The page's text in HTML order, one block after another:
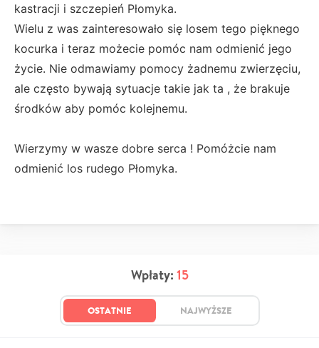
kastracji i szczepień Płomyka.
Wielu z was zainteresowało się losem tego pięknego
kocurka i teraz możecie pomóc nam odmienić jego
życie. Nie odmawiamy pomocy żadnemu zwierzęciu,
ale często bywają sytuacje takie jak ta , że brakuje
środków aby pomóc kolejnemu.
Wierzymy w wasze dobre serca ! Pomóżcie nam
odmienić los rudego Płomyka.
Wpłaty: 15
OSTATNIE NAJWYŻSZE